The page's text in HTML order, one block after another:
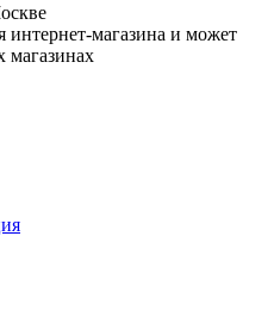
интернет-магазина и может
магазинах